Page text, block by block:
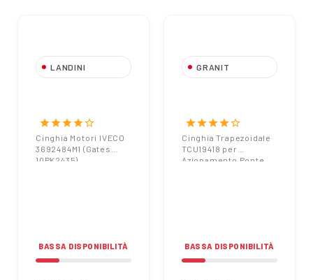
LANDINI
3692484M1
(Gates 10PK2435)
starstarstarstarstar_border
Cinghia Motori IVECO
3692484M1 (Gates
10PK2435)
BASSA DISPONIBILITÀ
GRANIT
TCU19418 per
Azionamento
Ponte Primario
starstarstarstarstar_border
Cinghia Trapezoidale
TCU19418 per
Azionamento Ponte
BASSA DISPONIBILITÀ